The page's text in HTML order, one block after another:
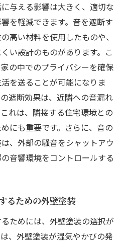
与える影響は大きく、適切な
を軽減できます。音を遮断す
高い材料を使用したものや、
い設計のものがあります。こ
の中でのプライバシーを確保
を送ることが可能になりま
遮断効果は、近隣への音漏れ
れは、隣接する住宅環境との
にも重要です。さらに、音の
、外部の騒音をシャットアウ
音響環境をコントロールする
るための外壁塗装
ためには、外壁塗装の選択が
、外壁塗装が湿気やかびの発